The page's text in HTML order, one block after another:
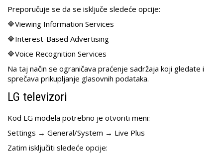
Preporučuje se da se isključe sledeće opcije:
🔷Viewing Information Services
🔷Interest-Based Advertising
🔷Voice Recognition Services
Na taj način se ograničava praćenje sadržaja koji gledate i
sprečava prikupljanje glasovnih podataka.
LG televizori
Kod LG modela potrebno je otvoriti meni:
Settings → General/System → Live Plus
Zatim isključiti sledeće opcije: